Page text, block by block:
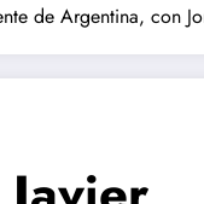
de Argentina, con